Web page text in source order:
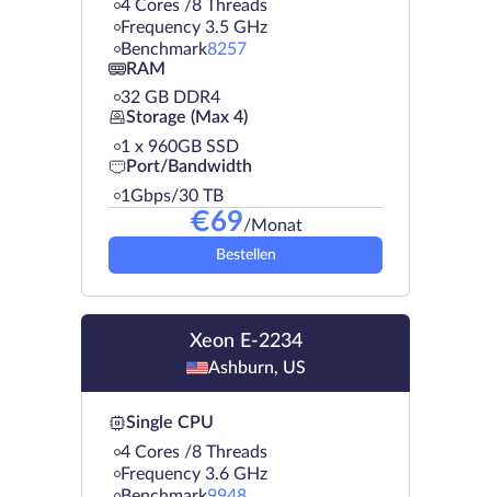
4 Cores /8 Threads
Frequency 3.5 GHz
Benchmark8257
RAM
32 GB DDR4
Storage (Max 4)
1 х 960GB SSD
Port/Bandwidth
1Gbps/30 TB
€69/Monat
Bestellen
Xeon E-2234
Ashburn, US
Single CPU
4 Cores /8 Threads
Frequency 3.6 GHz